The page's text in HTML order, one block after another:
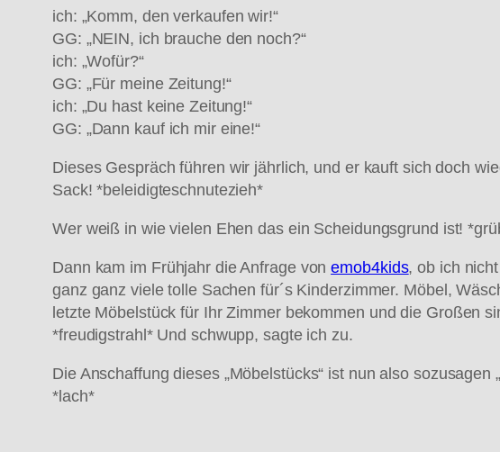
ich: „Komm, den verkaufen wir!“
GG: „NEIN, ich brauche den noch?“
ich: „Wofür?“
GG: „Für meine Zeitung!“
ich: „Du hast keine Zeitung!“
GG: „Dann kauf ich mir eine!“
Dieses Gespräch führen wir jährlich, und er kauft sich doch
Sack! *beleidigteschnutezieh*
Wer weiß in wie vielen Ehen das ein Scheidungsgrund ist!
Dann kam im Frühjahr die Anfrage vonemob4kids, ob ich
ganz ganz viele tolle Sachen für´s Kinderzimmer. Möbel,
letzte Möbelstück für Ihr Zimmer bekommen und die Großen
*freudigstrahl* Und schwupp, sagte ich zu.
Die Anschaffung dieses „Möbelstücks“ ist nun also
*lach*